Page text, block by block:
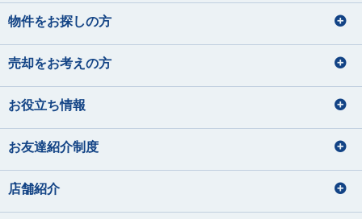
物件をお探しの方
売却をお考えの方
お役立ち情報
お友達紹介制度
店舗紹介